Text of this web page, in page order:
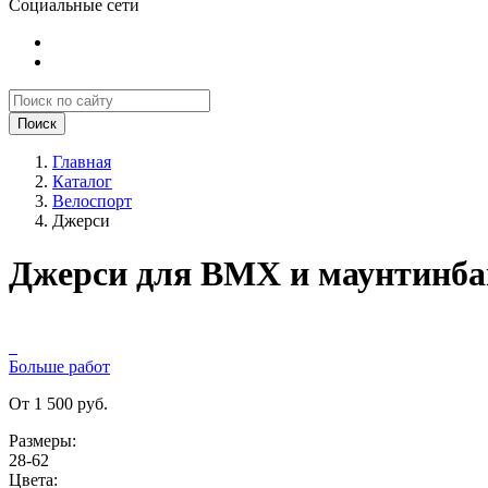
Социальные сети
Поиск
Главная
Каталог
Велоспорт
Джерси
Джерси для BMX и
Больше работ
От 1 500 руб.
Размеры:
28-62
Цвета: